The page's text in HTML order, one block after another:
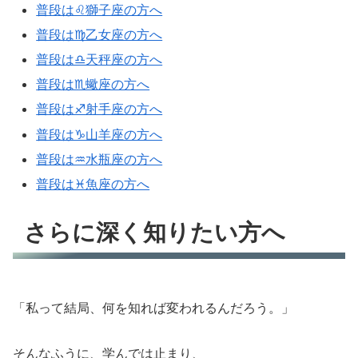
普段は♌獅子座の方へ
普段は♍乙女座の方へ
普段は♎天秤座の方へ
普段は♏蠍座の方へ
普段は♐射手座の方へ
普段は♑山羊座の方へ
普段は♒水瓶座の方へ
普段は♓魚座の方へ
さらに深く知りたい方へ
「私って結局、何を知れば変われるんだろう。」
そんなふうに、学んでは止まり、